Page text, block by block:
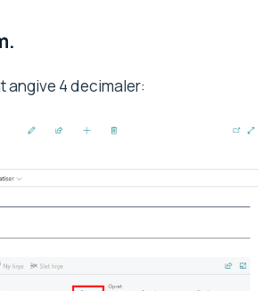
angive 4 decimaler: